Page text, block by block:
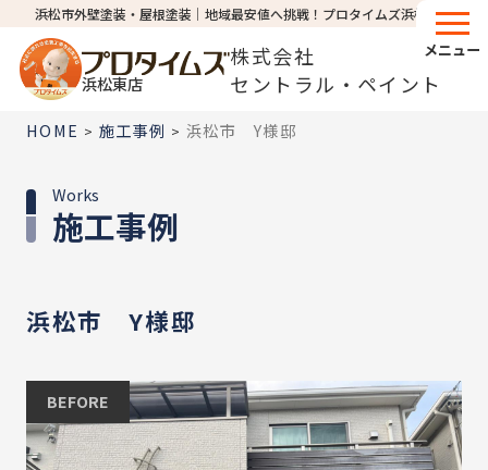
浜松市外壁塗装・屋根塗装│地域最安値へ挑戦！プロタイムズ浜松東店
浜松東店
株式会社
セントラル・ペイント
メニュー
HOME > 施工事例 >浜松市 Y様邸
施工事例
Works
浜松市 Y様邸
BEFORE